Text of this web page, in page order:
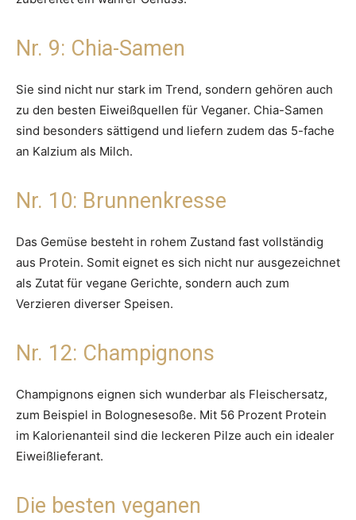
Nr. 9: Chia-Samen
Sie sind nicht nur stark im Trend, sondern gehören auch
zu den besten Eiweißquellen für Veganer. Chia-Samen
sind besonders sättigend und liefern zudem das 5-fache
an Kalzium als Milch.
Nr. 10: Brunnenkresse
Das Gemüse besteht in rohem Zustand fast vollständig
aus Protein. Somit eignet es sich nicht nur ausgezeichnet
als Zutat für vegane Gerichte, sondern auch zum
Verzieren diverser Speisen.
Nr. 12: Champignons
Champignons eignen sich wunderbar als Fleischersatz,
zum Beispiel in Bolognesesoße. Mit 56 Prozent Protein
im Kalorienanteil sind die leckeren Pilze auch ein idealer
Eiweißlieferant.
Die besten veganen